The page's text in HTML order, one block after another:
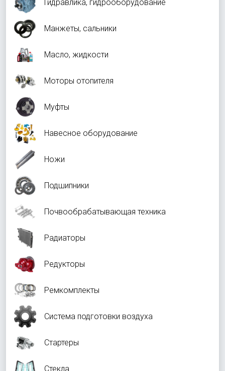
Гидравлика, гидрооборудование
Манжеты, сальники
Масло, жидкости
Моторы отопителя
Муфты
Навесное оборудование
Ножи
Подшипники
Почвообрабатывающая техника
Радиаторы
Редукторы
Ремкомплекты
Система подготовки воздуха
Стартеры
Стекла